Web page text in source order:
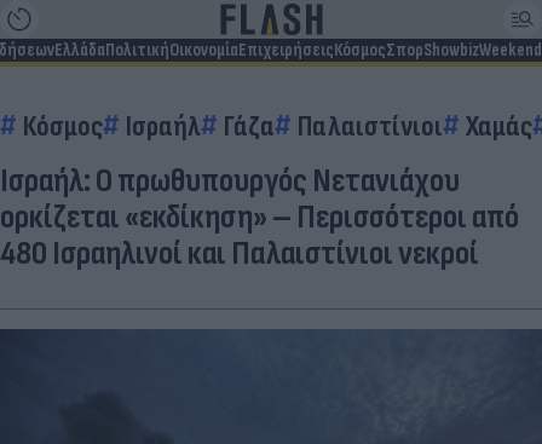
ΕλλάδαΠολιτικήΟικονομίαΕπιχειρήσειςΚόσμοςΣπορShowbizWeekend
Κόσμος Ισραήλ Γάζα Παλαιστίνιοι Χαμάς
Ισραήλ: Ο πρωθυπουργός Νετανιάχου
ορκίζεται «εκδίκηση» – Περισσότεροι από
480 Ισραηλινοί και Παλαιστίνιοι νεκροί